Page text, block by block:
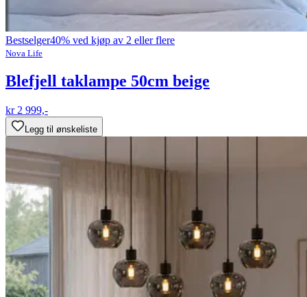
Bestselger40% ved kjøp av 2 eller flere
Nova Life
Blefjell taklampe 50cm beige
kr 2 999,-
Legg til ønskeliste